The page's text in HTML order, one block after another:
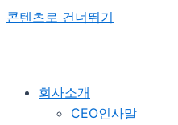
콘텐츠로 건너뛰기
회사소개
CEO인사말